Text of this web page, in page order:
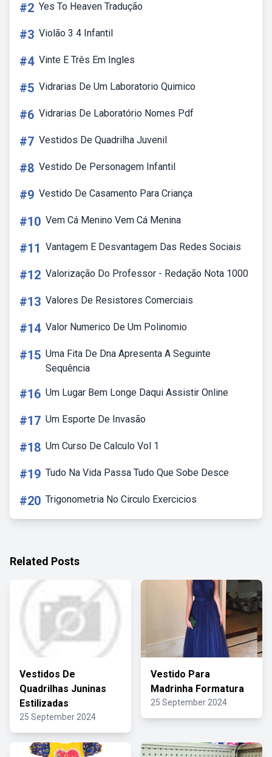
#2 Yes To Heaven Tradução
#3 Violão 3 4 Infantil
#4 Vinte E Três Em Ingles
#5 Vidrarias De Um Laboratorio Quimico
#6 Vidrarias De Laboratório Nomes Pdf
#7 Vestidos De Quadrilha Juvenil
#8 Vestido De Personagem Infantil
#9 Vestido De Casamento Para Criança
#10 Vem Cá Menino Vem Cá Menina
#11 Vantagem E Desvantagem Das Redes Sociais
#12 Valorização Do Professor - Redação Nota 1000
#13 Valores De Resistores Comerciais
#14 Valor Numerico De Um Polinomio
#15 Uma Fita De Dna Apresenta A Seguinte
Sequência
#16 Um Lugar Bem Longe Daqui Assistir Online
#17 Um Esporte De Invasão
#18 Um Curso De Calculo Vol 1
#19 Tudo Na Vida Passa Tudo Que Sobe Desce
#20 Trigonometria No Circulo Exercicios
Related Posts
Vestidos De
Quadrilhas Juninas
Estilizadas
25 September 2024
Vestido Para
Madrinha Formatura
25 September 2024